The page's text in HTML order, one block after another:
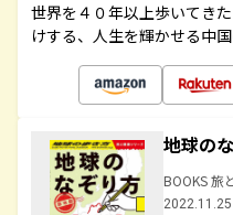
世界を４０年以上歩いてき
けする、人生を輝かせる中
地球の
BOOKS 旅